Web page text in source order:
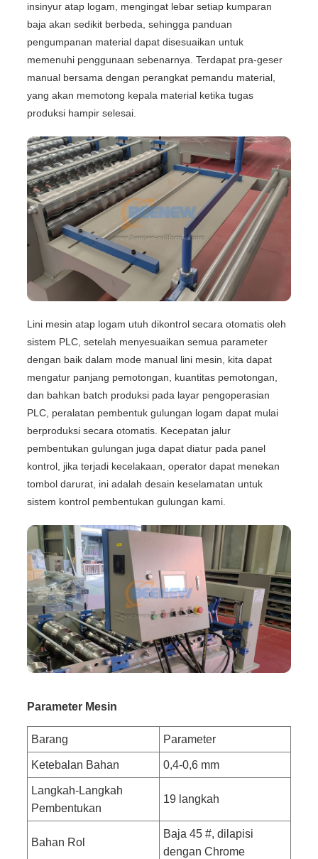
insinyur atap logam, mengingat lebar setiap kumparan
baja akan sedikit berbeda, sehingga panduan
pengumpanan material dapat disesuaikan untuk
memenuhi penggunaan sebenarnya. Terdapat pra-geser
manual bersama dengan perangkat pemandu material,
yang akan memotong kepala material ketika tugas
produksi hampir selesai.
Lini mesin atap logam utuh dikontrol secara otomatis oleh
sistem PLC, setelah menyesuaikan semua parameter
dengan baik dalam mode manual lini mesin, kita dapat
mengatur panjang pemotongan, kuantitas pemotongan,
dan bahkan batch produksi pada layar pengoperasian
PLC, peralatan pembentuk gulungan logam dapat mulai
berproduksi secara otomatis. Kecepatan jalur
pembentukan gulungan juga dapat diatur pada panel
kontrol, jika terjadi kecelakaan, operator dapat menekan
tombol darurat, ini adalah desain keselamatan untuk
sistem kontrol pembentukan gulungan kami.
Parameter Mesin
Barang Parameter
Ketebalan Bahan 0,4-0,6 mm
Langkah-Langkah
Pembentukan
19 langkah
Bahan Rol
Baja 45 #, dilapisi
dengan Chrome